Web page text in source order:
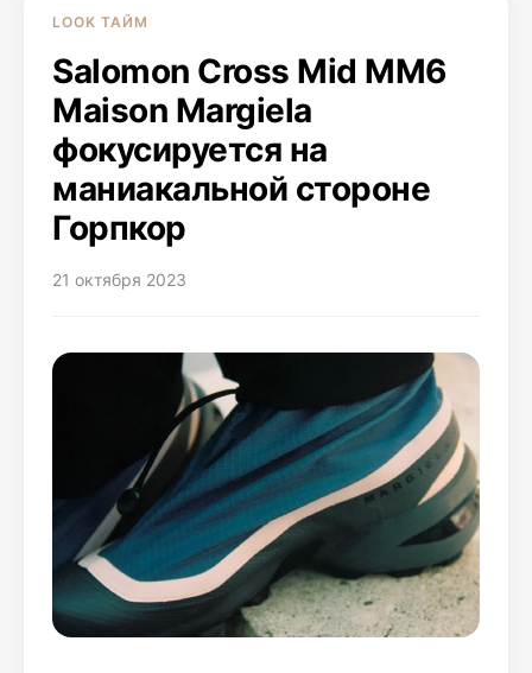
LOOK ТАЙМ
Salomon Cross Mid MM6
Maison Margiela
фокусируется на
маниакальной стороне
Горпкор
21 октября 2023